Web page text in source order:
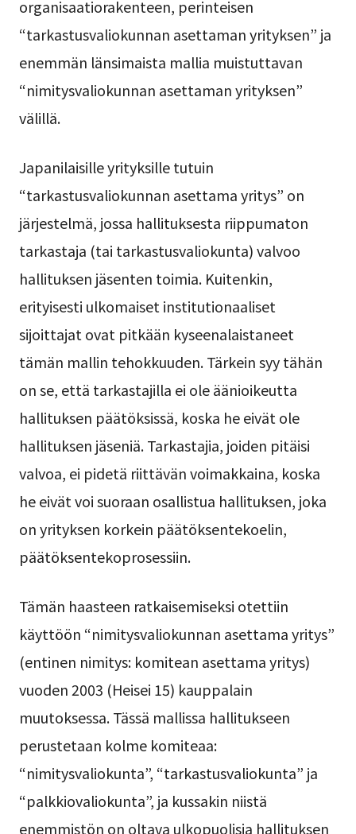
organisaatiorakenteen, perinteisen
“tarkastusvaliokunnan asettaman yrityksen” ja
enemmän länsimaista mallia muistuttavan
“nimitysvaliokunnan asettaman yrityksen”
välillä.
Japanilaisille yrityksille tutuin
“tarkastusvaliokunnan asettama yritys” on
järjestelmä, jossa hallituksesta riippumaton
tarkastaja (tai tarkastusvaliokunta) valvoo
hallituksen jäsenten toimia. Kuitenkin,
erityisesti ulkomaiset institutionaaliset
sijoittajat ovat pitkään kyseenalaistaneet
tämän mallin tehokkuuden. Tärkein syy tähän
on se, että tarkastajilla ei ole äänioikeutta
hallituksen päätöksissä, koska he eivät ole
hallituksen jäseniä. Tarkastajia, joiden pitäisi
valvoa, ei pidetä riittävän voimakkaina, koska
he eivät voi suoraan osallistua hallituksen, joka
on yrityksen korkein päätöksentekoelin,
päätöksentekoprosessiin.
Tämän haasteen ratkaisemiseksi otettiin
käyttöön “nimitysvaliokunnan asettama yritys”
(entinen nimitys: komitean asettama yritys)
vuoden 2003 (Heisei 15) kauppalain
muutoksessa. Tässä mallissa hallitukseen
perustetaan kolme komiteaa:
“nimitysvaliokunta”, “tarkastusvaliokunta” ja
“palkkiovaliokunta”, ja kussakin niistä
enemmistön on oltava ulkopuolisia hallituksen